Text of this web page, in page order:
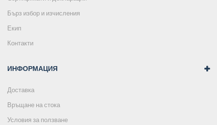
Бърз избор и изчисления
Екип
Контакти
ИНФОРМАЦИЯ
Доставка
Връщане на стока
Условия за ползване